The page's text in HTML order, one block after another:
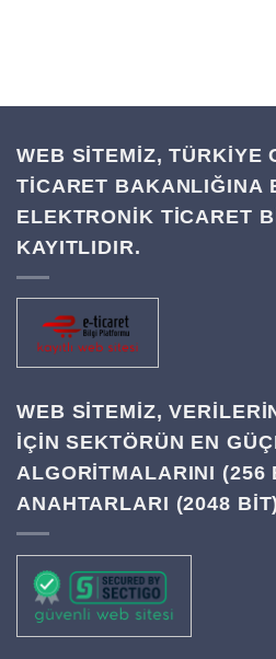
WEB SİTEMİZ, TÜRKİYE
TİCARET BAKANLIĞINA
ELEKTRONİK TİCARET
KAYITLIDIR.
WEB SITEMIZ,
IÇIN SEKTÖRÜN EN
ALGORITMALARINI (256
ANAHTARLARI (2048